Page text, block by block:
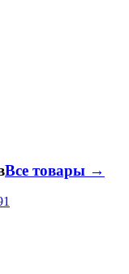
Все товары →